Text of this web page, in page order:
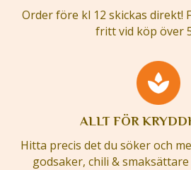
Order före kl 12 skickas direkt!
fritt vid köp över
ALLT FÖR
Hitta precis det du söker och
godsaker, chili &